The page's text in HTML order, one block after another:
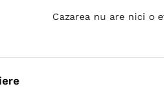
Cazarea nu are nici o